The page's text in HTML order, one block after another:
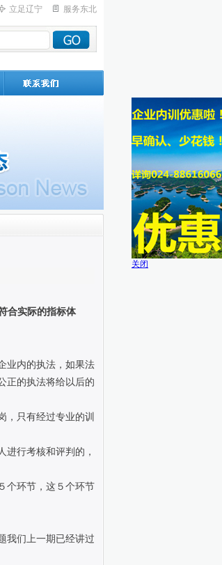
立足辽宁 服务东北
合实际的指标体
业内的执法，如果法
正的执法将给以后的
只有经过专业的训
行考核和评判的，
个环节，这５个环节
我们上一期已经讲过
关闭